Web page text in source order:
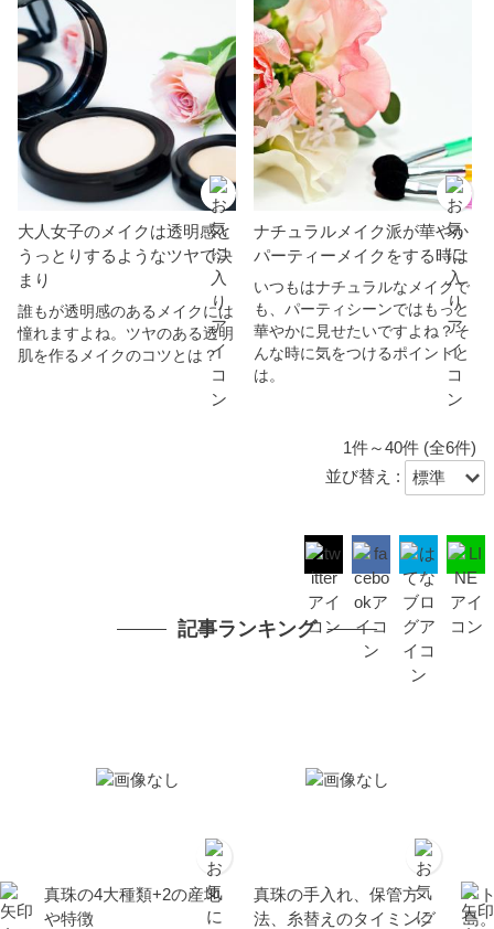
大人女子のメイクは透明感と
うっとりするようなツヤで決
まり
誰もが透明感のあるメイクには
憧れますよね。ツヤのある透明
肌を作るメイクのコツとは？
ナチュラルメイク派が華やか
パーティーメイクをする時は
いつもはナチュラルなメイクで
も、パーティシーンではもっと
華やかに見せたいですよね？そ
んな時に気をつけるポイントと
は。
1件～40件 (全6件)
並び替え :
記事ランキング
真珠の4大種類+2の産地
や特徴
真珠の手入れ、保管方
法、糸替えのタイミング
ベ
島